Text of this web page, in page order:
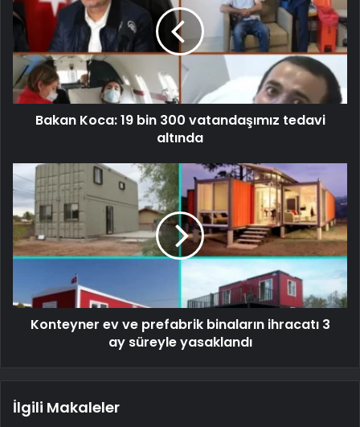
Bakan Koca: 19 bin 300 vatandaşımız tedavi
altında
Konteyner ev ve prefabrik binaların ihracatı 3
ay süreyle yasaklandı
İlgili Makaleler